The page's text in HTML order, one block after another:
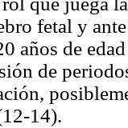
fetal y
años de
de
14).